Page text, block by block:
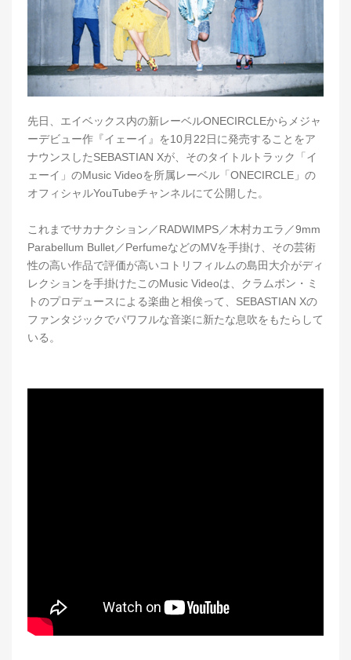
先日、エイベックス内の新レーベルONECIRCLEからメジャ
ーデビュー作『イェーイ』を10月22日に発売することをア
ナウンスしたSEBASTIAN Xが、そのタイトルトラック「イ
ェーイ」のMusic Videoを所属レーベル「ONECIRCLE」の
オフィシャルYouTubeチャンネルにて公開した。
これまでサカナクション／RADWIMPS／木村カエラ／9mm
Parabellum Bullet／PerfumeなどのMVを手掛け、その芸術
性の高い作品で評価が高いコトリフィルムの島田大介がディ
レクションを手掛けたこのMusic Videoは、クラムボン・ミ
トのプロデュースによる楽曲と相俟って、SEBASTIAN Xの
ファンタジックでパワフルな音楽に新たな息吹をもたらして
いる。